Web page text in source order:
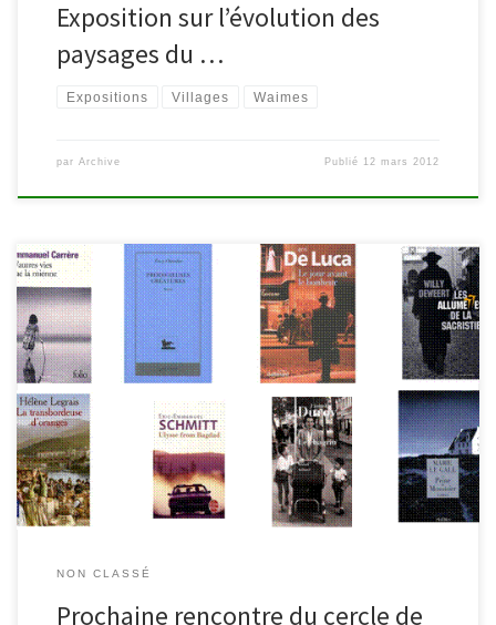
Exposition sur l’évolution des
paysages du …
Expositions Villages Waimes
par Archive Publié 12 mars 2012
Lundi 15 novembre à 18h30 aura lieu la prochaine rencontre du
cercle de lecture. N’hésitez pas à venir faire découvrir à d’autres
lecteurs vos coups de coeur, vos suggestions, vos auteurs, vos
déceptions… Vous pouvez également venir nous rejoindre pour
écouter tout simplement… Le livre choisi – mais dont la […]
NON CLASSÉ
Prochaine rencontre du cercle de